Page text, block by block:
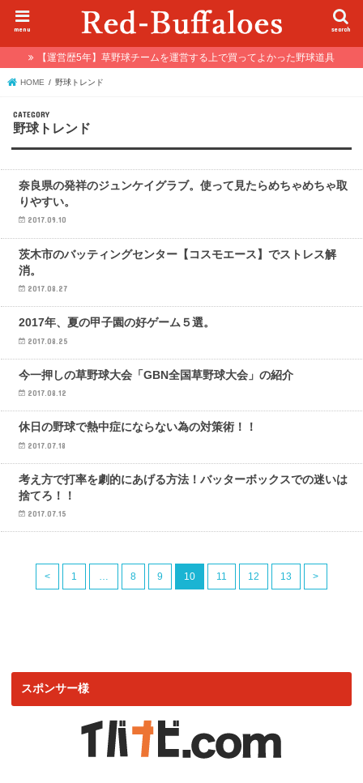
search
menu
【運営歴5年】草野球チームを運営する上で買ってよかった野球道具
HOME 野球トレンド
野球トレンド
野球トレンド
奈良県の発祥のジュンケイグラブ。使って見たらめちゃめちゃ取
りやすい。
2017.09.10
野球トレンド
茨木市のバッティングセンター【コスモエース】でストレス解
消。
2017.08.27
野球トレンド
2017年、夏の甲子園の好ゲーム５選。
2017.08.25
野球トレンド
今一押しの草野球大会「GBN全国草野球大会」の紹介
2017.08.12
野球トレンド
休日の野球で熱中症にならない為の対策術！！
2017.07.18
野球トレンド
考え方で打率を劇的にあげる方法！バッターボックスでの迷いは
捨てろ！！
2017.07.15
< 1 8 9 10 11 12 13 >
スポンサー様